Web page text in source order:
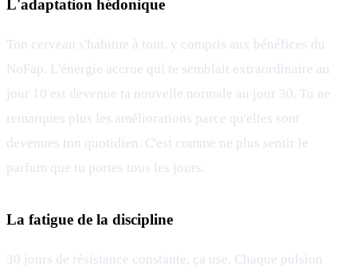
L'adaptation hédonique
Ton cerveau s'habitue à tout, y compris aux bénéfices du
NoFap. L'énergie accrue qui te semblait extraordinaire au
jour 10 est devenue ta nouvelle normale au jour 30. Tu ne
remarques plus les améliorations parce qu'elles sont
devenues ton quotidien. C'est comme ne plus sentir le
parfum que tu portes tous les jours.
La fatigue de la discipline
30 jours de résistance constante, ça use. Chaque pulsion